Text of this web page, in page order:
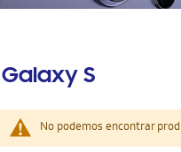
Galaxy S
No podemos encontrar